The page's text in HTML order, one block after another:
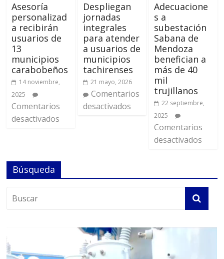
Asesoría
personalizad
a recibirán
usuarios de
13
municipios
carabobeños
14 noviembre,
2025
Comentarios
desactivados
Despliegan
jornadas
integrales
para atender
a usuarios de
municipios
tachirenses
21 mayo, 2026
Comentarios
desactivados
Adecuacione
s a
subestación
Sabana de
Mendoza
benefician a
más de 40
mil
trujillanos
22 septiembre,
2025
Comentarios
desactivados
Búsqueda